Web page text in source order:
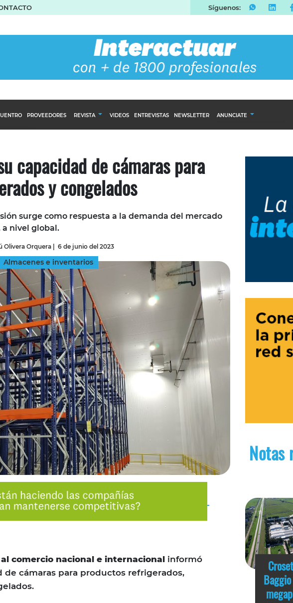
Síguenos:
del Agro
PROVEEDORES REVISTA
INGRESAR
VIDEOS ENTREVISTAS NEWSLETTER ANUNCIATE
Email Marketing
capacidad de cámaras para
y congelados
surge como respuesta a la demanda del mercado
nivel global.
Olivera Orquera 6 de junio del 2023
Almacenes e inventarios
comercio nacional e internacional informó
de cámaras para productos refrigerados,
Notas